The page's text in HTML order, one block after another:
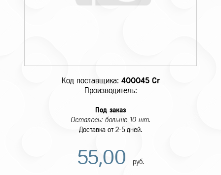
Код поставщика: 400045 Cr
Производитель:
Под заказ
Осталось: больше 10 шт.
Доставка от 2-5 дней.
55,00 руб.